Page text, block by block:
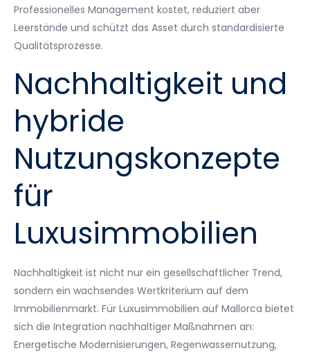
Professionelles Management kostet, reduziert aber
Leerstände und schützt das Asset durch standardisierte
Qualitätsprozesse.
Nachhaltigkeit und
hybride
Nutzungskonzepte
für
Luxusimmobilien
Nachhaltigkeit ist nicht nur ein gesellschaftlicher Trend,
sondern ein wachsendes Wertkriterium auf dem
Immobilienmarkt. Für Luxusimmobilien auf Mallorca bietet
sich die Integration nachhaltiger Maßnahmen an:
Energetische Modernisierungen, Regenwassernutzung,